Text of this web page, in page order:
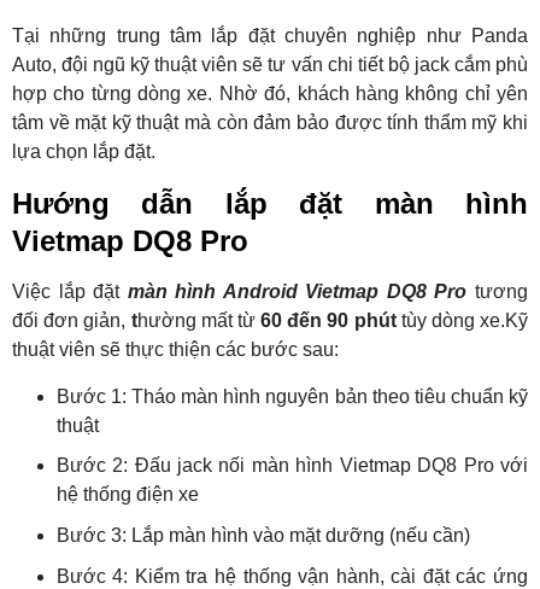
Tại những trung tâm lắp đặt chuyên nghiệp như Panda
Auto, đội ngũ kỹ thuật viên sẽ tư vấn chi tiết bộ jack cắm phù
hợp cho từng dòng xe. Nhờ đó, khách hàng không chỉ yên
tâm về mặt kỹ thuật mà còn đảm bảo được tính thẩm mỹ khi
lựa chọn lắp đặt.
Hướng dẫn lắp đặt màn hình
Vietmap DQ8 Pro
Việc lắp đặt màn hình Android Vietmap DQ8 Protương
đối đơn giản, thường mất từ60 đến 90 phúttùy dòng xe.Kỹ
thuật viên sẽ thực thiện các bước sau:
Bước 1: Tháo màn hình nguyên bản theo tiêu chuẩn kỹ
thuật
Bước 2: Đấu jack nối màn hình Vietmap DQ8 Pro với
hệ thống điện xe
Bước 3: Lắp màn hình vào mặt dưỡng (nếu cần)
Bước 4: Kiểm tra hệ thống vận hành, cài đặt các ứng